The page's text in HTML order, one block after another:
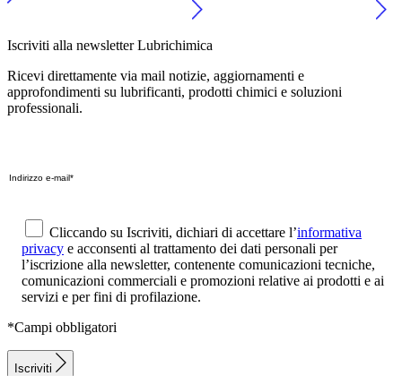
Iscriviti alla newsletter Lubrichimica
Ricevi direttamente via mail notizie, aggiornamenti e
approfondimenti su lubrificanti, prodotti chimici e soluzioni
professionali.
Cliccando su Iscriviti, dichiari di accettare l’informativa
privacy e acconsenti al trattamento dei dati personali per
l’iscrizione alla newsletter, contenente comunicazioni tecniche,
comunicazioni commerciali e promozioni relative ai prodotti e ai
servizi e per fini di profilazione.
*Campi obbligatori
Iscriviti